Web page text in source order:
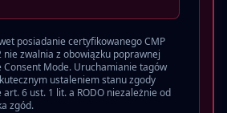
posiadanie certyfikowanego CMP
nie zwalnia z obowiązku poprawnej
Consent Mode. Uruchamianie tagów
ustaleniem stanu zgody
6 ust. 1 lit. a RODO niezależnie od
zgód.